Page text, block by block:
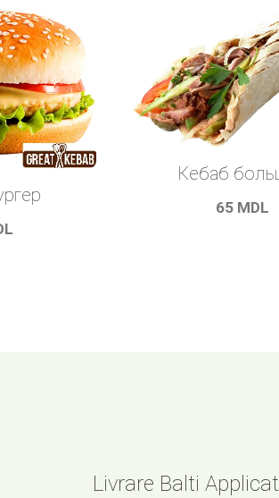
Кебаб
65 MDL
Livrare Balti